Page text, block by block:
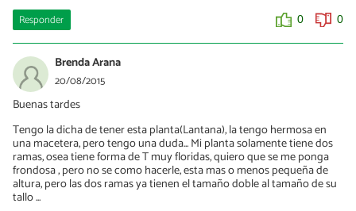
Responder 0 0
Brenda Arana
20/08/2015
Buenas tardes
Tengo la dicha de tener esta planta(Lantana), la tengo hermosa en
una macetera, pero tengo una duda... Mi planta solamente tiene dos
ramas, osea tiene forma de T muy floridas, quiero que se me ponga
frondosa , pero no se como hacerle, esta mas o menos pequeña de
altura, pero las dos ramas ya tienen el tamaño doble al tamaño de su
tallo ...